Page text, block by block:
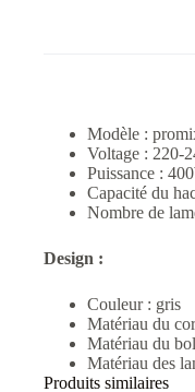
Modèle :
Voltage : 220-
Puissance :
Capacité du
Nombre de
Design :
Couleur : gris
Matériau du
Matériau du
Matériau des
Produits similaires